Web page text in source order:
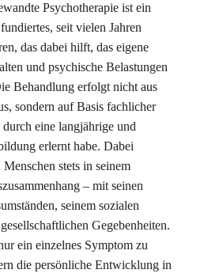
Psychotherapie ist ein
seit vielen Jahren
das dabei hilft, das eigene
und psychische Belastungen
Behandlung erfolgt nicht aus
sondern auf Basis fachlicher
eine langjährige und
erlernt habe. Dabei
stets in seinem
– mit seinen
seinem sozialen
Gegebenheiten.
ein einzelnes Symptom zu
die persönliche Entwicklung in